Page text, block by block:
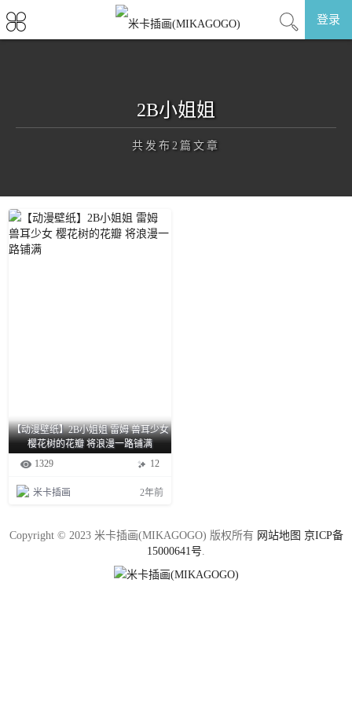
登录
2B小姐姐
共发布2篇文章
正在为您加载新内容
【动漫壁纸】2B小姐姐 雷姆 兽耳少女
樱花树的花瓣 将浪漫一路铺满
1329
12
米卡插画 2年前
Copyright © 2023 米卡插画(MIKAGOGO) 版权所有 网站地图 京ICP备
15000641号.